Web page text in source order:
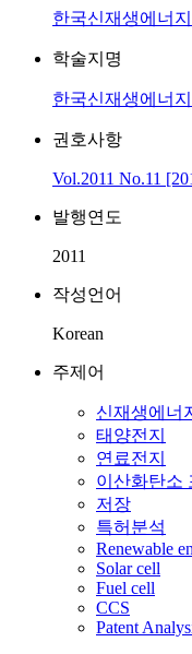
한국신재생에너
학술지명
한국신재생에너
권호사항
Vol.2011 No.11
발행연도
2011
작성언어
Korean
주제어
신재생에너
태양전지
연료전지
이산화탄소
저장
특허분석
Renewable
Solar cell
Fuel cell
CCS
Patent